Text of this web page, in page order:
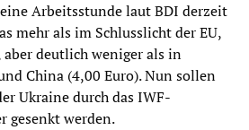
Arbeitsstunde laut BDI derzeit
mehr als im Schlusslicht der EU,
deutlich weniger als in
China (4,00 Euro). Nun sollen
Ukraine durch das IWF-
gesenkt werden.